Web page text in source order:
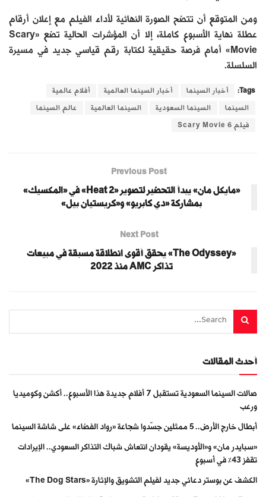
ومن المتوقع أن تتضح الصورة النهائية لأداء الفيلم مع إعلان أرقام
عطلة نهاية الأسبوع كاملة، إلا أن المؤشرات الحالية تضع «Scary
Movie» أمام فرصة حقيقية لكتابة رقم قياسي جديد في مسيرة
السلسلة.
Tags: أخبار السينما أخبار السينما العالمية أفلام عالمية
السينما السينما السعودية السينما العالمية عالم السينما
فيلم Scary Movie 6
Previous Post
«مايكل مان» يبدأ التحضير لتصوير «Heat 2» في «المكسيك»
بمشاركة «دي كابريو» و«كريستيان بيل»
Next Post
«The Odyssey» يحقق أقوى انطلاقة مسبقة في مبيعات
تذاكر AMC منذ 2022
أحدث المقالات
صالات السينما السعودية تستقبل 7 أفلام جديدة هذا الأسبوع.. أكشن وكوميديا
ورعب
أبطال خارج الأرض.. 5 ممثلين جسّدوا شجاعة «رواد الفضاء» على شاشة السينما
«سبايدر مان» و«الأوديسة» يقودان انتعاش شباك التذاكر السعودي.. الإيرادات
تقفز 43% في أسبوع
الكشف عن بوستر دعائي جديد لفيلم التشويق والإثارة «The Dog Stars»